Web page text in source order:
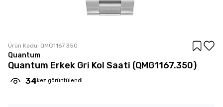
Ürün Kodu: QMG1167.350
Quantum
Quantum Erkek Gri Kol Saati (QMG1167.350)
34 kez görüntülendi